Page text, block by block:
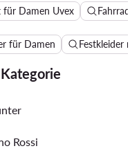
Damen Uvex
für Damen Festkleider
Rossi